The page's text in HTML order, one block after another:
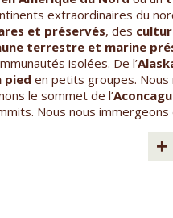
extraordinaires du
et préservés, des
terrestre et marine
isolées. De l’
pied en petits groupes. Nous
le sommet de l’
Nous nous
+